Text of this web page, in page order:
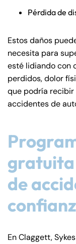
Pérdida de
Estos daños
necesita para
esté lidiando con
perdidos, dolor
que podría
accidentes de
gratuita
de
En Claggett,